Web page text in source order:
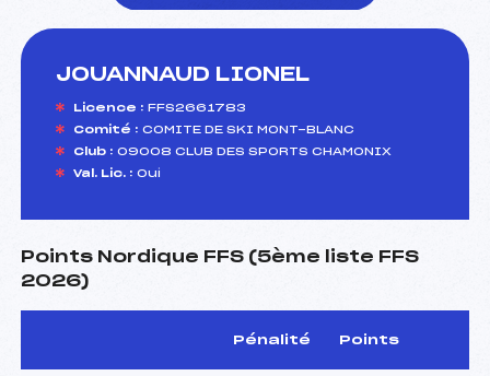
JOUANNAUD LIONEL
Licence : FFS2661783
Comité : COMITE DE SKI MONT-BLANC
Club : 09008 CLUB DES SPORTS CHAMONIX
Val. Lic. : Oui
Points Nordique FFS (5ème liste FFS
2026)
Pénalité Points